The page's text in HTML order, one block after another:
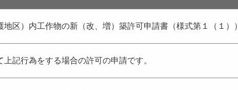
地区）内工作物の新（改、増）築許可申請書（様式第１（１）
上記行為をする場合の許可の申請です。